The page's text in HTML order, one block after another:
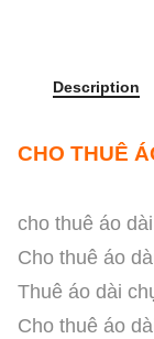
Description
CHO THUÊ
cho thuê áo
Cho thuê áo
Thuê áo dài
Cho thuê áo